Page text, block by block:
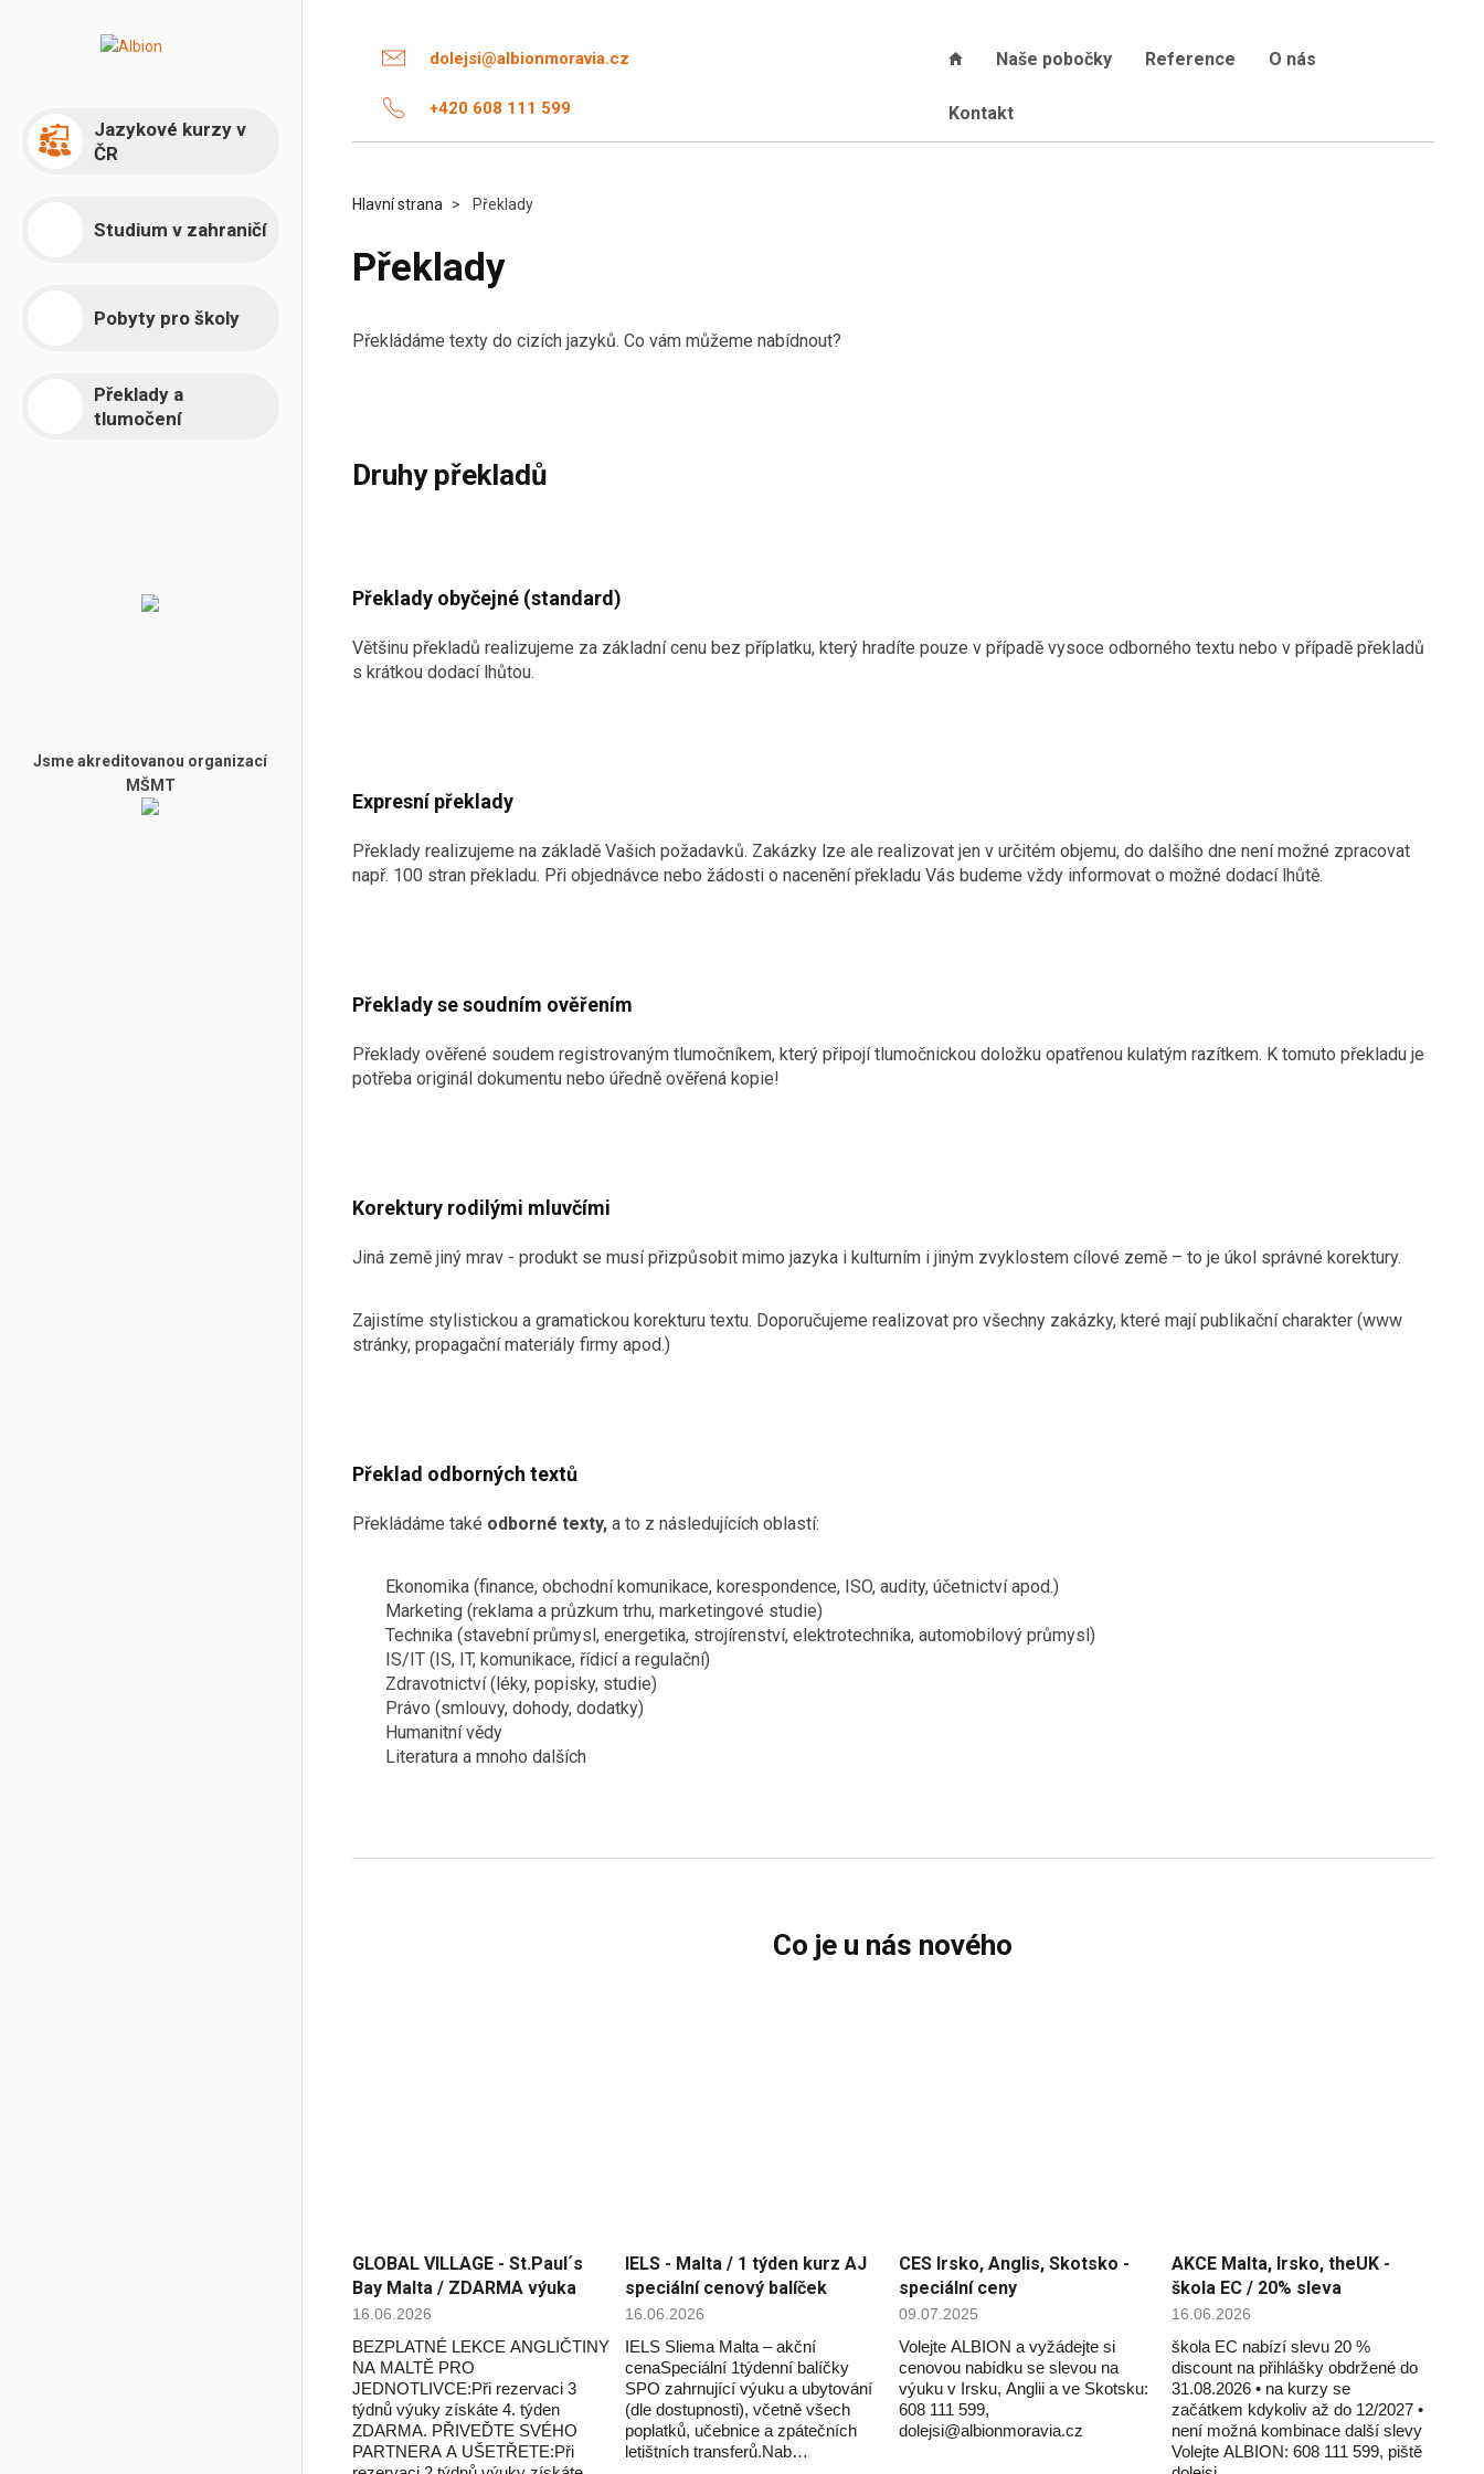
Jazykové kurzy v
ČR
Studium v zahraničí
Pobyty pro školy
Překlady a
tlumočení
Jsme akreditovanou organizací
MŠMT
dolejsi@albionmoravia.cz
+420 608 111 599
Naše pobočky Reference O nás
Kontakt
Hlavní strana Překlady
Překlady
Překládáme texty do cizích jazyků. Co vám můžeme nabídnout?
Druhy překladů
Překlady obyčejné (standard)
Většinu překladů realizujeme za základní cenu bez příplatku, který hradíte pouze v případě vysoce odborného textu nebo v případě překladů
s krátkou dodací lhůtou.
Expresní překlady
Překlady realizujeme na základě Vašich požadavků. Zakázky lze ale realizovat jen v určitém objemu, do dalšího dne není možné zpracovat
např. 100 stran překladu. Při objednávce nebo žádosti o nacenění překladu Vás budeme vždy informovat o možné dodací lhůtě.
Překlady se soudním ověřením
Překlady ověřené soudem registrovaným tlumočníkem, který připojí tlumočnickou doložku opatřenou kulatým razítkem. K tomuto překladu je
potřeba originál dokumentu nebo úředně ověřená kopie!
Korektury rodilými mluvčími
Jiná země jiný mrav - produkt se musí přizpůsobit mimo jazyka i kulturním i jiným zvyklostem cílové země – to je úkol správné korektury.
Zajistíme stylistickou a gramatickou korekturu textu. Doporučujeme realizovat pro všechny zakázky, které mají publikační charakter (www
stránky, propagační materiály firmy apod.)
Překlad odborných textů
Překládáme také odborné texty, a to z následujících oblastí:
Ekonomika (finance, obchodní komunikace, korespondence, ISO, audity, účetnictví apod.)
Marketing (reklama a průzkum trhu, marketingové studie)
Technika (stavební průmysl, energetika, strojírenství, elektrotechnika, automobilový průmysl)
IS/IT (IS, IT, komunikace, řídicí a regulační)
Zdravotnictví (léky, popisky, studie)
Právo (smlouvy, dohody, dodatky)
Humanitní vědy
Literatura a mnoho dalších
Co je u nás nového
GLOBAL VILLAGE - St.Paul´s
Bay Malta / ZDARMA výuka
16.06.2026
BEZPLATNÉ LEKCE ANGLIČTINY
NA MALTĚ PRO
JEDNOTLIVCE:Při rezervaci 3
týdnů výuky získáte 4. týden
ZDARMA. PŘIVEĎTE SVÉHO
PARTNERA A UŠETŘETE:Při
IELS - Malta / 1 týden kurz AJ
speciální cenový balíček
16.06.2026
IELS Sliema Malta – akční
cenaSpeciální 1týdenní balíčky
SPO zahrnující výuku a ubytování
(dle dostupnosti), včetně všech
poplatků, učebnice a zpátečních
letištních transferů.Nab…
CES Irsko, Anglis, Skotsko -
speciální ceny
09.07.2025
Volejte ALBION a vyžádejte si
cenovou nabídku se slevou na
výuku v Irsku, Anglii a ve Skotsku:
608 111 599,
dolejsi@albionmoravia.cz
AKCE Malta, Irsko, theUK -
škola EC / 20% sleva
16.06.2026
škola EC nabízí slevu 20 %
discount na přihlášky obdržené do
31.08.2026 • na kurzy se
začátkem kdykoliv až do 12/2027 •
není možná kombinace další slevy
Volejte ALBION: 608 111 599, piště